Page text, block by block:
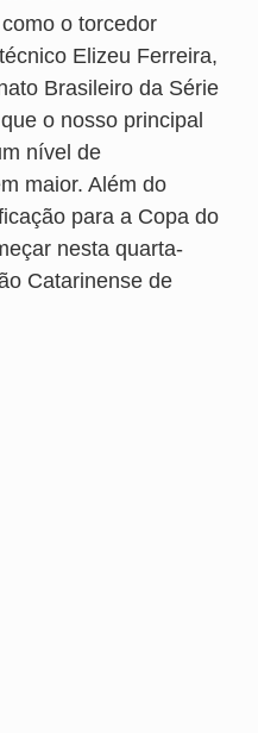
o torcedor
Elizeu Ferreira,
Brasileiro da Série
o nosso principal
nível de
maior. Além do
para a Copa do
nesta quarta-
Catarinense de